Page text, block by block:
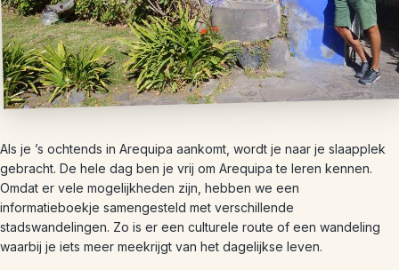
Als je ’s ochtends in Arequipa aankomt, wordt je naar je slaapplek
gebracht. De hele dag ben je vrij om Arequipa te leren kennen.
Omdat er vele mogelijkheden zijn, hebben we een
informatieboekje samengesteld met verschillende
stadswandelingen. Zo is er een culturele route of een wandeling
waarbij je iets meer meekrijgt van het dagelijkse leven.